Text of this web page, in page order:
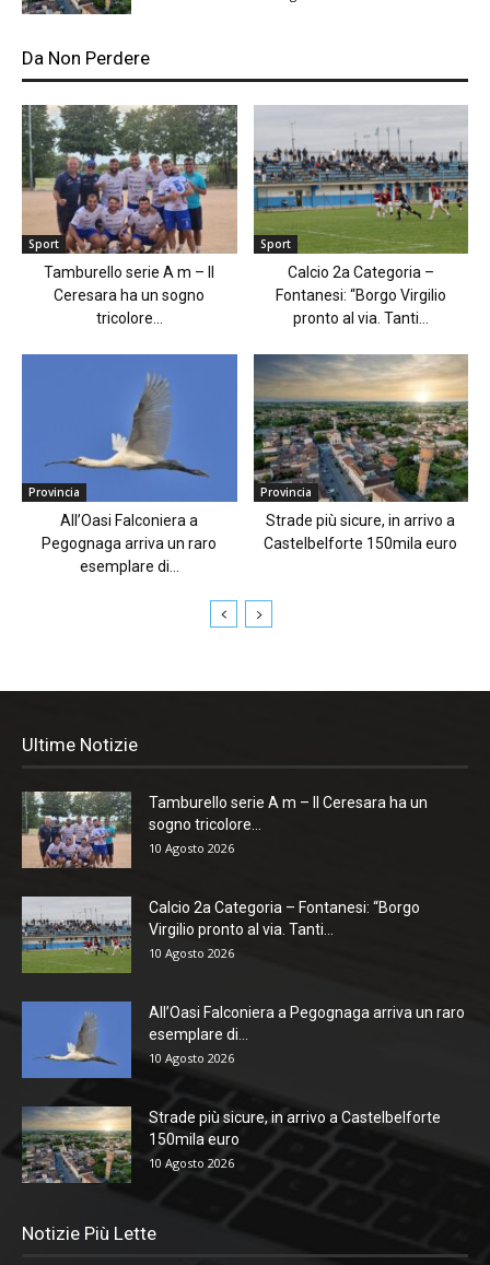
Da Non Perdere
Sport
Tamburello serie A m – Il
Ceresara ha un sogno
tricolore...
Sport
Calcio 2a Categoria –
Fontanesi: “Borgo Virgilio
pronto al via. Tanti...
Provincia
All’Oasi Falconiera a
Pegognaga arriva un raro
esemplare di...
Provincia
Strade più sicure, in arrivo a
Castelbelforte 150mila euro
Ultime Notizie
Tamburello serie A m – Il Ceresara ha un
sogno tricolore...
10 Agosto 2026
Calcio 2a Categoria – Fontanesi: “Borgo
Virgilio pronto al via. Tanti...
10 Agosto 2026
All’Oasi Falconiera a Pegognaga arriva un raro
esemplare di...
10 Agosto 2026
Strade più sicure, in arrivo a Castelbelforte
150mila euro
10 Agosto 2026
Notizie Più Lette